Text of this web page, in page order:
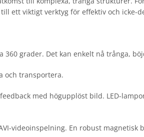
ett viktigt verktyg för effektiv och icke-
grader. Det kan enkelt nå trånga,
och transportera.
med högupplöst bild. LED-
videoinspelning. En robust